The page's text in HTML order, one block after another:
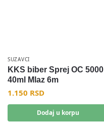
SUZAVCI
KKS biber Sprej OC 5000
40ml Mlaz 6m
1.150 RSD
Dodaj u korpu